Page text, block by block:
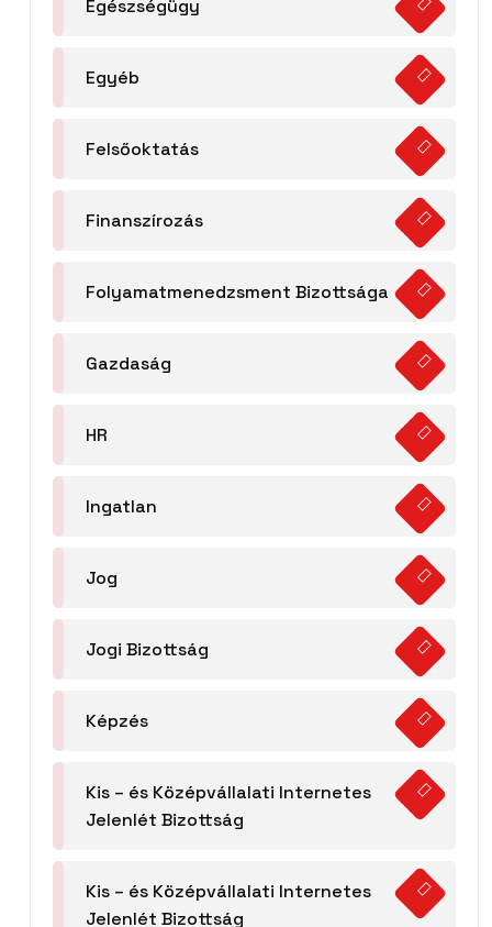
Egészségügy
Egyéb
Felsőoktatás
Finanszírozás
Folyamatmenedzsment Bizottsága
Gazdaság
HR
Ingatlan
Jog
Jogi Bizottság
Képzés
Kis – és Középvállalati Internetes
Jelenlét Bizottság
Kis – és Középvállalati Internetes
Jelenlét Bizottság